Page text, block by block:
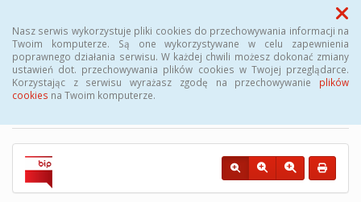
Nasz serwis wykorzystuje pliki cookies do przechowywania informacji na
Twoim komputerze. Są one wykorzystywane w celu zapewnienia
poprawnego działania serwisu. W każdej chwili możesz dokonać zmiany
ustawień dot. przechowywania plików cookies w Twojej przeglądarce.
Korzystając z serwisu wyrażasz zgodę na przechowywanie plików
cookies na Twoim komputerze.
Menu
Biuletyn Informacji
Publicznej Gminy Kęsowo